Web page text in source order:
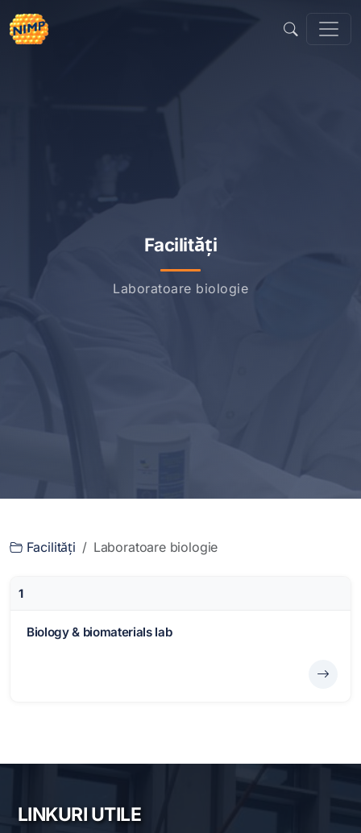
conținut
Facilități
Laboratoare biologie
Facilități Laboratoare biologie
1
Biology & biomaterials lab
LINKURI UTILE